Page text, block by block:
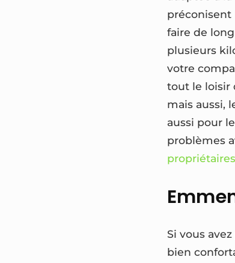
préconisent
faire de
plusieurs
votre
tout le loisir
mais aussi,
aussi pour
problèmes
Si vous
bien